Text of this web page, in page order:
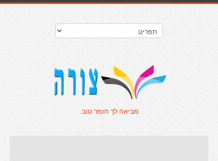
מביאה לך חומר טוב.